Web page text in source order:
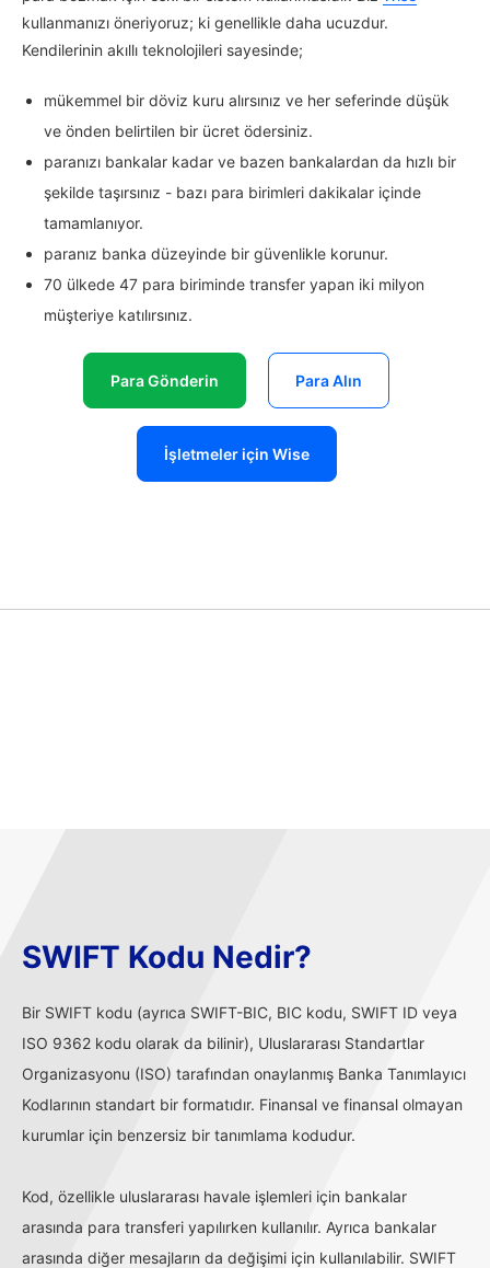
kullanmanızı öneriyoruz; ki genellikle daha ucuzdur.
Kendilerinin akıllı teknolojileri sayesinde;
mükemmel bir döviz kuru alırsınız ve her seferinde düşük
ve önden belirtilen bir ücret ödersiniz.
paranızı bankalar kadar ve bazen bankalardan da hızlı bir
şekilde taşırsınız - bazı para birimleri dakikalar içinde
tamamlanıyor.
paranız banka düzeyinde bir güvenlikle korunur.
70 ülkede 47 para biriminde transfer yapan iki milyon
müşteriye katılırsınız.
Para Gönderin Para Alın
İşletmeler için Wise
SWIFT Kodu Nedir?
Bir SWIFT kodu (ayrıca SWIFT-BIC, BIC kodu, SWIFT ID veya
ISO 9362 kodu olarak da bilinir), Uluslararası Standartlar
Organizasyonu (ISO) tarafından onaylanmış Banka Tanımlayıcı
Kodlarının standart bir formatıdır. Finansal ve finansal olmayan
kurumlar için benzersiz bir tanımlama kodudur.
Kod, özellikle uluslararası havale işlemleri için bankalar
arasında para transferi yapılırken kullanılır. Ayrıca bankalar
arasında diğer mesajların da değişimi için kullanılabilir. SWIFT